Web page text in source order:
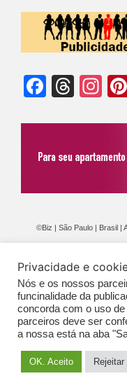
©Biz | São Paulo | Brasil |
GERAIS
Privacidade e
Nós e os nossos
funcinalidade da
concorda com o uso
parceiros deve ser
a nossa está na aba
OK. Aceito Rejeitar